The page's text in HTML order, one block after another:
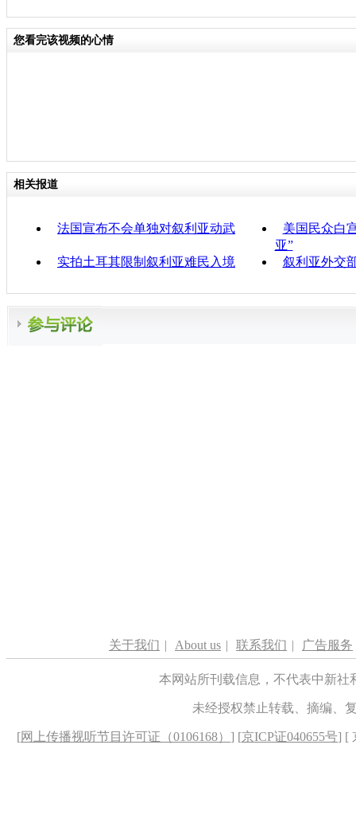
您看完该视频的心情
相关报道
法国宣布不会单独对叙利亚动武
美国民众白
亚”
实拍土耳其限制叙利亚难民入境
叙利亚外交
关于我们 | About us | 联系我们 | 广告服务
本网站所刊载信息，不代表中新
未经授权禁止转载、摘编、
[网上传播视听节目许可证（0106168） ] [京ICP证040655号] [